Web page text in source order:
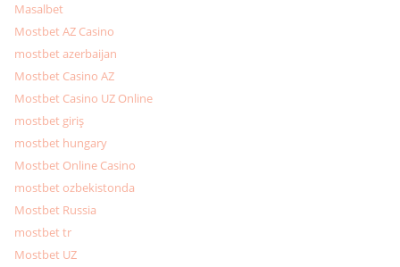
Masalbet
Mostbet AZ Casino
mostbet azerbaijan
Mostbet Casino AZ
Mostbet Casino UZ Online
mostbet giriş
mostbet hungary
Mostbet Online Casino
mostbet ozbekistonda
Mostbet Russia
mostbet tr
Mostbet UZ